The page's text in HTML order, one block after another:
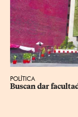
POLÍTICA
Buscan dar